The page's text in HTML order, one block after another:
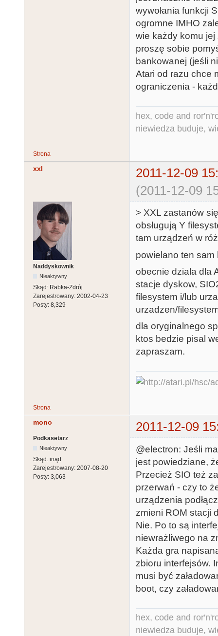
wywołania funkcji
ogromne IMHO
wie każdy komu jej
proszę sobie
bankowanej (jeśli
Atari od razu chce
ograniczenia -
hex, code and
niewiedza buduje,
Strona
xxl
2011-12-09
(2011-12-09
Naddyskownik
Nieaktywny
Skąd: Rabka-Zdrój
Zarejestrowany: 2002-04-23
Posty: 8,329
> XXL zastanów
obsługują Y
tam urządzeń w
powielano ten
obecnie dziala dla
stacje dyskow,
filesystem i/lub
urzadzen/
dla oryginalnego
ktos bedzie pisal
zapraszam.
Strona
mono 2011-12-09
Podkasetarz
Nieaktywny
Skąd: inąd
Zarejestrowany: 2007-08-20
Posty: 3,063
@electron: Jeśli
jest powiedziane,
Przecież SIO też
przerwań - czy to
urządzenia
zmieni ROM stacji
Nie. Po to są
niewrażliwego na
Każda gra
zbioru interfejsów.
musi być
boot, czy
hex, code and
niewiedza buduje,